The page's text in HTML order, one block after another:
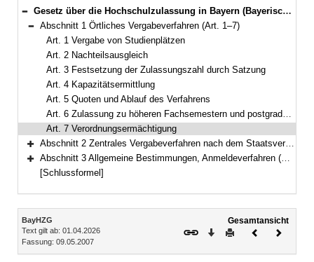
Bereich reduzieren
Gesetz über die Hochschulzulassung in Bayern (Bayerisches Hochschulzulassungsgesetz – BayHZG) Vom 9. Mai 2007 (GVBl. S. 320) BayRS 2210-8-2-WK (Art. 1–13)
Bereich reduzieren
Abschnitt 1 Örtliches Vergabeverfahren (Art. 1–7)
Art. 1 Vergabe von Studienplätzen
Art. 2 Nachteilsausgleich
Art. 3 Festsetzung der Zulassungszahl durch Satzung
Art. 4 Kapazitätsermittlung
Art. 5 Quoten und Ablauf des Verfahrens
Art. 6 Zulassung zu höheren Fachsemestern und postgradualen Studiengängen
Art. 7 Verordnungsermächtigung
Bereich erweitern
Abschnitt 2 Zentrales Vergabeverfahren nach dem Staatsvertrag (Art. 8–9a)
Bereich erweitern
Abschnitt 3 Allgemeine Bestimmungen, Anmeldeverfahren (Art. 10–13)
[Schlussformel]
Inhalt
BayHZG
Text gilt ab: 01.04.2026
Fassung: 09.05.2007
Gesamtansicht
Download
DruckenVorheriges